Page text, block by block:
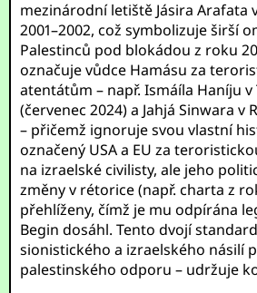
mezinárodní letiště Jásira Arafata
2001–2002, což symbolizuje širší
Palestinců pod blokádou z roku
označuje vůdce Hamásu za
atentátům – např. Ismáíla Haníju v
(červenec 2024) a Jahjá Sinwara v
– přičemž ignoruje svou vlastní
označený USA a EU za
na izraelské civilisty, ale jeho
změny v rétorice (např. charta z
přehlíženy, čímž je mu odpírána
Begin dosáhl. Tento dvojí
sionistického a izraelského násilí
palestinského odporu – udržuje